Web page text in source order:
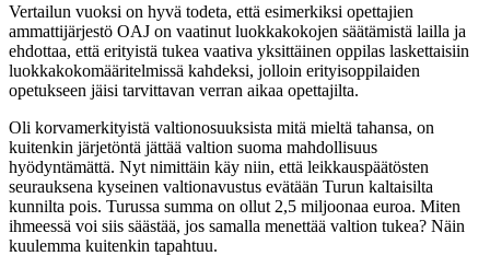
Vertailun vuoksi on hyvä todeta, että esimerkiksi opettajien
ammattijärjestö OAJ on vaatinut luokkakokojen säätämistä lailla ja
ehdottaa, että erityistä tukea vaativa yksittäinen oppilas laskettaisiin
luokkakokomääritelmissä kahdeksi, jolloin erityisoppilaiden
opetukseen jäisi tarvittavan verran aikaa opettajilta.
Oli korvamerkityistä valtionosuuksista mitä mieltä tahansa, on
kuitenkin järjetöntä jättää valtion suoma mahdollisuus
hyödyntämättä. Nyt nimittäin käy niin, että leikkauspäätösten
seurauksena kyseinen valtionavustus evätään Turun kaltaisilta
kunnilta pois. Turussa summa on ollut 2,5 miljoonaa euroa. Miten
ihmeessä voi siis säästää, jos samalla menettää valtion tukea? Näin
kuulemma kuitenkin tapahtuu.